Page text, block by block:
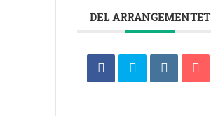
DEL ARRANGEMENTET